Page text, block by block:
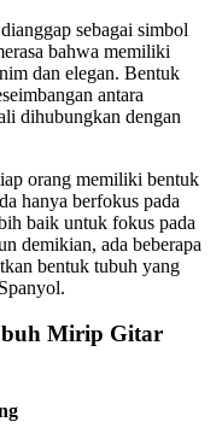
sebagai simbol
bahwa memiliki
dan elegan. Bentuk
antara
dihubungkan dengan
orang memiliki bentuk
hanya berfokus pada
baik untuk fokus pada
demikian, ada beberapa
bentuk tubuh yang
Mirip Gitar